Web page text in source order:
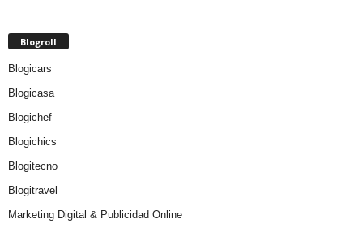
Blogroll
Blogicars
Blogicasa
Blogichef
Blogichics
Blogitecno
Blogitravel
Marketing Digital & Publicidad Online